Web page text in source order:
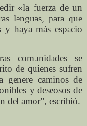
«la fuerza de un
lenguas, para que
y haya más espacio
comunidades se
de quienes sufren
genere caminos de
y deseosos de
del amor”, escribió.